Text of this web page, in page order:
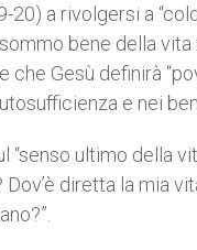
20) a rivolgersi a
bene della
Gesù definirà
e nei
“senso ultimo della
diretta la mia